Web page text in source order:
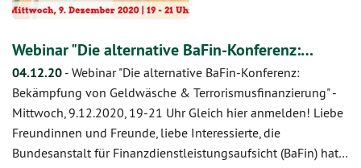
Webinar "Die alternative BaFin-Konferenz:…
04.12.20 - Webinar "Die alternative BaFin-Konferenz:
Bekämpfung von Geldwäsche & Terrorismusfinanzierung" -
Mittwoch, 9.12.2020, 19-21 Uhr Gleich hier anmelden! Liebe
Freundinnen und Freunde, liebe Interessierte, die
Bundesanstalt für Finanzdienstleistungsaufsicht (BaFin) hat…